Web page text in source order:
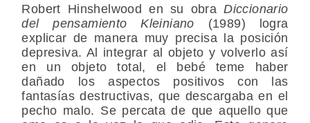
Robert Hinshelwood en su obraDiccionario
del pensamiento Kleiniano (1989) logra
explicar de manera muy precisa la posición
depresiva. Al integrar al objeto y volverlo así
en un objeto total, el bebé teme haber
dañado los aspectos positivos con las
fantasías destructivas, que descargaba en el
pecho malo. Se percata de que aquello que